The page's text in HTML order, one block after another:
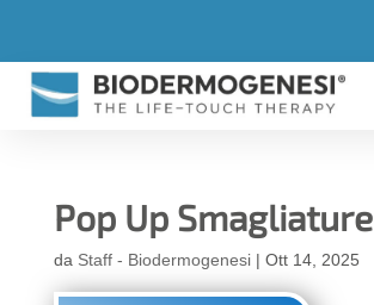
Pop Up Smagliature
da Staff - Biodermogenesi| Ott 14, 2025